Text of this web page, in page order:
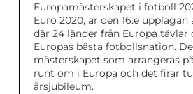
Europamästerskapet i fotboll
Euro 2020, är den 16:e
där 24 länder från Europa
Europas bästa fotbollsnation.
mästerskapet som arrangeras
runt om i Europa och det firar
årsjubileum.